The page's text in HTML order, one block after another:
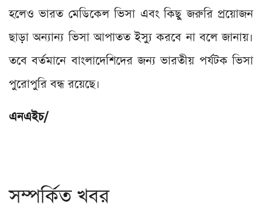
হলেও ভারত মেডিকেল ভিসা এবং কিছু জরুরি প্রয়োজন
ছাড়া অন্যান্য ভিসা আপাতত ইস্যু করবে না বলে জানায়।
তবে বর্তমানে বাংলাদেশিদের জন্য ভারতীয় পর্যটক ভিসা
পুরোপুরি বন্ধ রয়েছে।
এনএইচ/
সম্পর্কিত খবর